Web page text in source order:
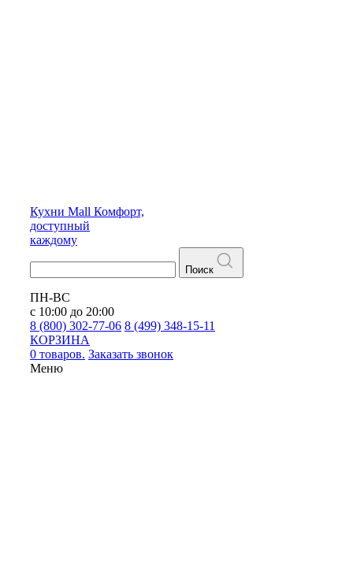
Кухни Mall Комфорт,
доступный
каждому
Поиск
ПН-ВС
с 10:00 до 20:00
8 (800) 302-77-06 8 (499) 348-15-11
КОРЗИНА
0 товаров. Заказать звонок
Меню